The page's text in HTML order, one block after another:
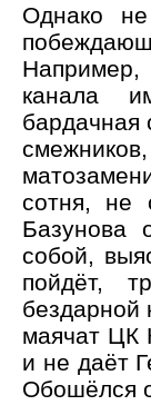
Однако
канала
бардачная
сотня, не
Базунова
собой,
пойдёт,
бездарной
маячат ЦК
и не даёт
Обошёлся